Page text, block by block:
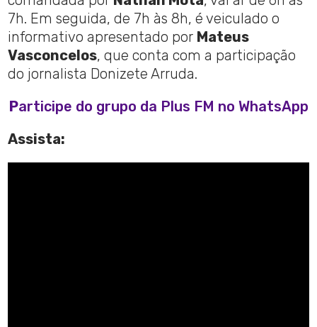
7h. Em seguida, de 7h às 8h, é veiculado o
informativo apresentado por Mateus
Vasconcelos, que conta com a participação
do jornalista Donizete Arruda.
Participe do grupo da Plus FM no WhatsApp
Assista: